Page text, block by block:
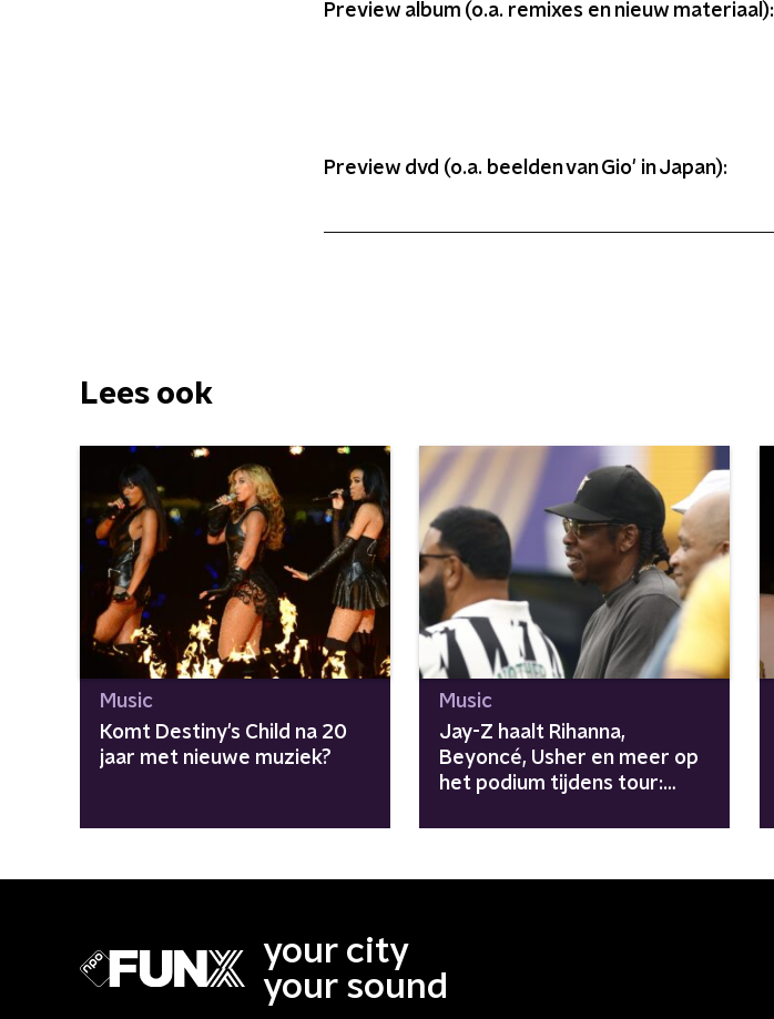
Preview album (o.a. remixes en nieuw materiaal):
Preview dvd (o.a. beelden van Gio' in Japan):
Lees ook
Music
Komt Destiny's Child na 20
jaar met nieuwe muziek?
Music
Jay-Z haalt Rihanna,
Beyoncé, Usher en meer op
het podium tijdens tour:
meegenomen"
your city
your sound